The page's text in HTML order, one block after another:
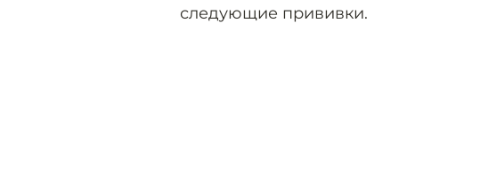
следующие прививки.